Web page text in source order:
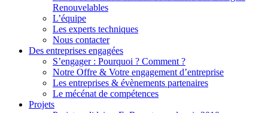
Renouvelables
L’équipe
Les experts techniques
Nous contacter
Des entreprises engagées
S’engager : Pourquoi ? Comment ?
Notre Offre & Votre engagement d’entreprise
Les entreprises & évènements partenaires
Le mécénat de compétences
Projets